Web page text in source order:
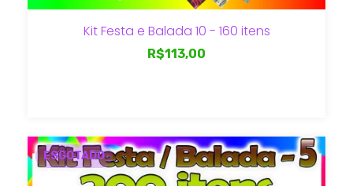
Kit Festa e Balada 10 - 160 itens
R$113,00
ESGOTADO